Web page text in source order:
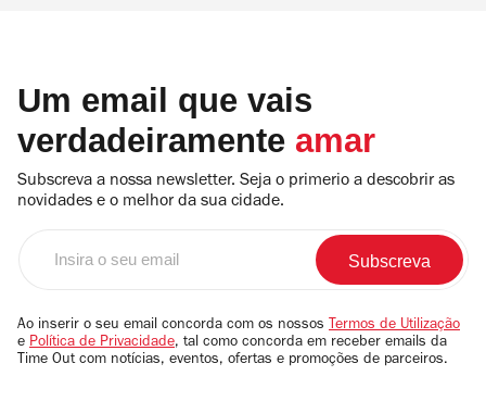
Um email que vais
verdadeiramente amar
Subscreva a nossa newsletter. Seja o primerio a descobrir as
novidades e o melhor da sua cidade.
email
Ao inserir o seu email concorda com os nossos Termos de Utilização
e Política de Privacidade, tal como concorda em receber emails da
Time Out com notícias, eventos, ofertas e promoções de parceiros.